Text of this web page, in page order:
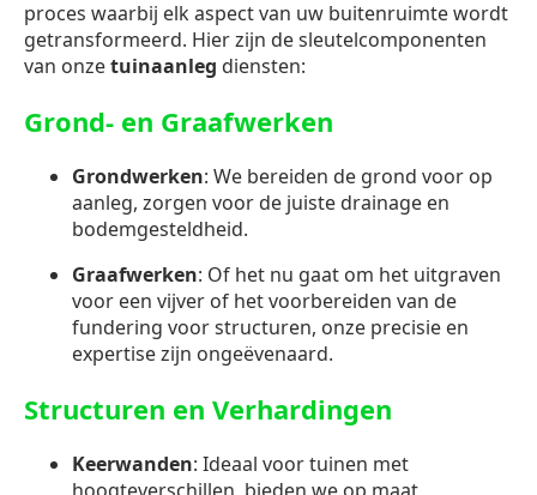
proces waarbij elk aspect van uw buitenruimte wordt
getransformeerd. Hier zijn de sleutelcomponenten
van onzetuinaanleg diensten:
Grond- en Graafwerken
Grondwerken: We bereiden de grond voor op
aanleg, zorgen voor de juiste drainage en
bodemgesteldheid.
Graafwerken: Of het nu gaat om het uitgraven
voor een vijver of het voorbereiden van de
fundering voor structuren, onze precisie en
expertise zijn ongeëvenaard.
Structuren en Verhardingen
Keerwanden: Ideaal voor tuinen met